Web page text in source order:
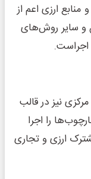
ارزی اعم از
و سایر روش‌های
اجراست.
نیز در قالب
را اجرا
ارزی و تجاری